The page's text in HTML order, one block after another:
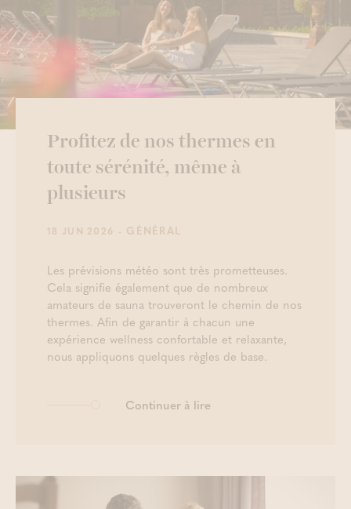
Profitez de nos thermes en
toute sérénité, même à
plusieurs
18 JUN 2026 - GÉNÉRAL
Les prévisions météo sont très prometteuses.
Cela signifie également que de nombreux
amateurs de sauna trouveront le chemin de nos
thermes. Afin de garantir à chacun une
expérience wellness confortable et relaxante,
nous appliquons quelques règles de base.
Continuer à lire